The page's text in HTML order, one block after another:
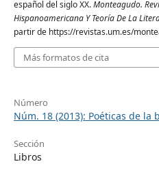
español del siglo XX.Monteagudo.
Hispanoamericana Y Teoría De La
partir de https://revistas.um.es/
Más formatos de cita
Número
Núm. 18 (2013): Poéticas de la
Sección
Libros